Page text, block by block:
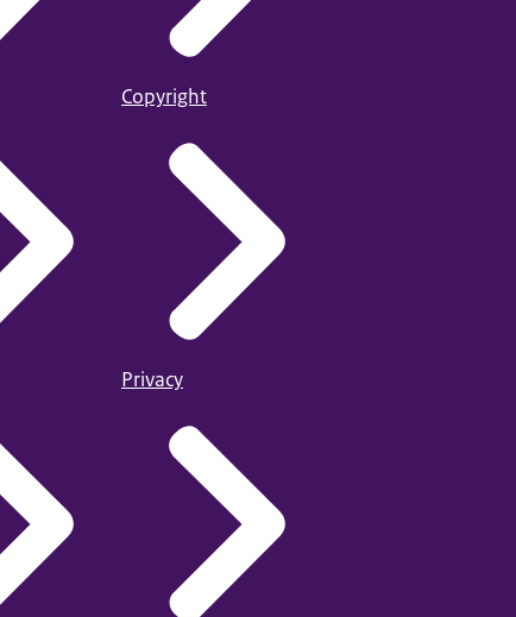
Copyright
Privacy